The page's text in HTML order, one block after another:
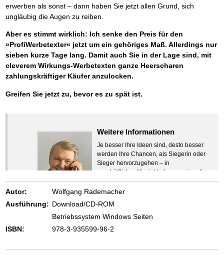
erwerben als sonst – dann haben Sie jetzt allen Grund, sich
ungläubig die Augen zu reiben.
Aber es stimmt wirklich: Ich senke den Preis für den
»ProfiWerbetexter« jetzt um ein gehöriges Maß. Allerdings nur
sieben kurze Tage lang. Damit auch Sie in der Lage sind, mit
cleverem Wirkungs-Werbetexten ganze Heerscharen
zahlungskräftiger Käufer anzulocken.
Greifen Sie jetzt zu, bevor es zu spät ist.
Weitere Informationen
Je besser Ihre Ideen sind, desto besser
werden Ihre Chancen, als Siegerin oder
Sieger hervorzugehen – in
geschäftlicher Hinsicht ebenso wie auf
beruflichem oder privatem Gebiet. Denn
eins ist todsicher:
Zeigen Sie mit der Maus hierhin, um
Autor:
Wolfgang Rademacher
Ausführung: Download/CD-ROM
Betriebssystem Windows Seiten
ISBN:
978-3-935599-96-2